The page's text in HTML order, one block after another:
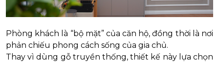
Phòng khách là “bộ mặt” của căn hộ, đồng thời là nơi
phản chiếu phong cách sống của gia chủ.
Thay vì dùng gỗ truyền thống, thiết kế này lựa chọn